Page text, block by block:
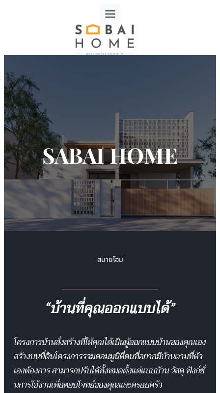
SABAI HOME
สบายโฮม
“บ้านที่คุณออกแบบได้”
โครงการบ้านสั่งสร้างที่ให้คุณได้เป็นผู้ออกแบบบ้านของคุณเอง
สร้างบนที่ดินโครงการรวมคอมมูนิตี่คนที่อยากมีบ้านตามที่ตัว
เองต้องการ สามารถปรับได้ทั้งหมดตั้งแต่แบบบ้าน วัสดุฟังก์ชั่
นการใช้งานเพื่อตอบโจทย์ของคุณและครอบครัว